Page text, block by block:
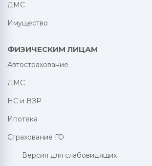
ДМС
Имущество
ФИЗИЧЕСКИМ ЛИЦАМ
Автострахование
ДМС
НС и ВЗР
Ипотека
Страхование ГО
Версия для слабовидящих